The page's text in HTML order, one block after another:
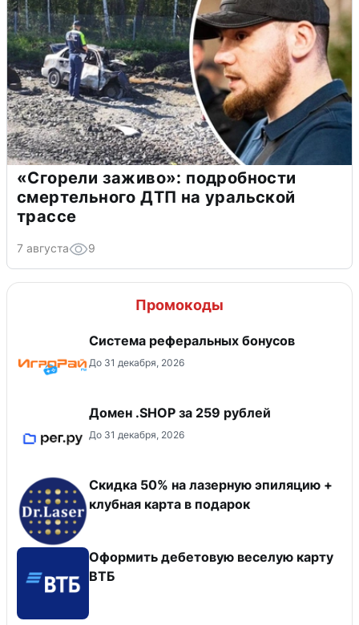
«Сгорели заживо»: подробности
смертельного ДТП на уральской
трассе
7 августа 9
Промокоды
Система реферальных бонусов
До 31 декабря, 2026
Домен .SHOP за 259 рублей
До 31 декабря, 2026
Скидка 50% на лазерную эпиляцию +
клубная карта в подарок
Оформить дебетовую веселую карту
ВТБ